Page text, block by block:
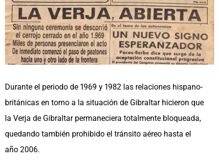
Durante el periodo de 1969 y 1982 las relaciones hispano-
británicas en torno a la situación de Gibraltar hicieron que
la Verja de Gibraltar permaneciera totalmente bloqueada,
quedando también prohibido el tránsito aéreo hasta el
año 2006.